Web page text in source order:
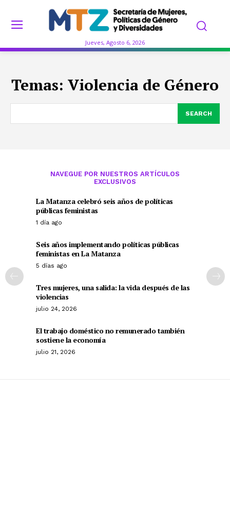
Jueves, Agosto 6, 2026
Temas: Violencia de Género
SEARCH
NAVEGUE POR NUESTROS ARTÍCULOS
EXCLUSIVOS
La Matanza celebró seis años de políticas
públicas feministas
1 día ago
Seis años implementando políticas públicas
feministas en La Matanza
5 días ago
Tres mujeres, una salida: la vida después de las
violencias
julio 24, 2026
El trabajo doméstico no remunerado también
sostiene la economía
julio 21, 2026